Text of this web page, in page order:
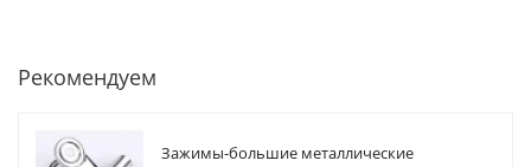
Рекомендуем
Зажимы-большие металлические